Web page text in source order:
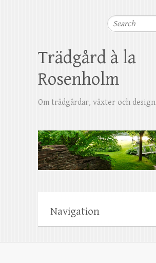
Search
Trädgård à la
Rosenholm
Om trädgårdar, växter och design